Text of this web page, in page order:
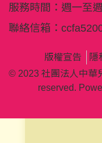
服務時間：週一至
聯絡信箱：
版權宣告 隱
© 2023 社團法人中華
reserved.